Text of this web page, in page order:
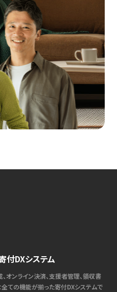
付DXシステム
オンライン決済、支援者管理、領収書
ての機能が揃った寄付DXシステムで